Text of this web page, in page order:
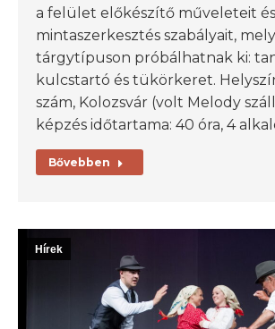
a felület előkészítő műveleteit
mintaszerkesztés szabályait,
tárgytípuson próbálhatnak ki:
kulcstartó és tükörkeret.
szám, Kolozsvár (volt Melody
képzés időtartama: 40 óra, 4
Bővebben
Hírek